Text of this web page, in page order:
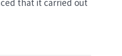
that it carried out